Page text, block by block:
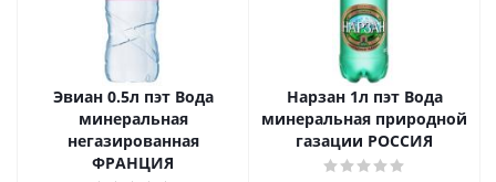
Эвиан 0.5л пэт Вода
минеральная
негазированная
ФРАНЦИЯ
Нарзан 1л пэт Вода
минеральная природной
газации РОССИЯ